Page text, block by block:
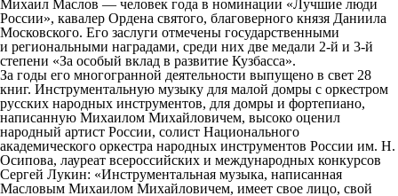
Михаил Маслов — человек года в номинации «Лучшие люди
России», кавалер Ордена святого, благоверного князя Даниила
Московского. Его заслуги отмечены государственными
и региональными наградами, среди них две медали 2-й и 3-й
степени «За особый вклад в развитие Кузбасса».
За годы его многогранной деятельности выпущено в свет 28
книг. Инструментальную музыку для малой домры с оркестром
русских народных инструментов, для домры и фортепиано,
написанную Михаилом Михайловичем, высоко оценил
народный артист России, солист Национального
академического оркестра народных инструментов России им. Н.
Осипова, лауреат всероссийских и международных конкурсов
Сергей Лукин: «Инструментальная музыка, написанная
Масловым Михаилом Михайловичем, имеет свое лицо, свой